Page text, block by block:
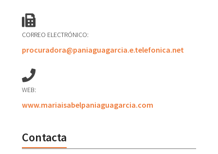
CORREO ELECTRÓNICO:
procuradora@paniaguagarcia.e.telefonica.net
WEB:
www.mariaisabelpaniaguagarcia.com
Contacta